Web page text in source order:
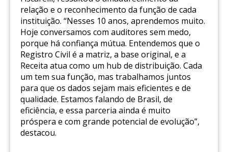
relação e o reconhecimento da função de cada
instituição. “Nesses 10 anos, aprendemos muito.
Hoje conversamos com auditores sem medo,
porque há confiança mútua. Entendemos que o
Registro Civil é a matriz, a base original, e a
Receita atua como um hub de distribuição. Cada
um tem sua função, mas trabalhamos juntos
para que os dados sejam mais eficientes e de
qualidade. Estamos falando de Brasil, de
eficiência, e essa parceria ainda é muito
próspera e com grande potencial de evolução”,
destacou.